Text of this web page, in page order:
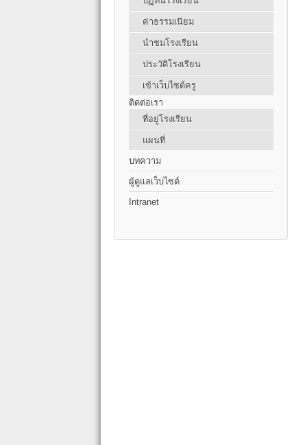
ค่าธรรมเนียม
นำชมโรงเรียน
ประวัติโรงเรียน
เข้าเว็บไซต์ครู
ติดต่อเรา
ที่อยู่โรงเรียน
แผนที่
บทความ
ผู้ดูแลเว็บไซต์
Intranet